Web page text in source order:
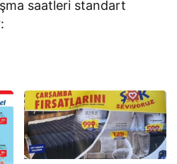
saatleri standart